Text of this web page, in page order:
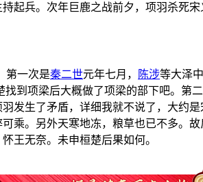
起兵。次年巨鹿之战前夕，项羽杀死
第一次是秦二世元年七月， 陈涉等大泽
找到项梁后大概做了项梁的部下吧。
发生了矛盾，详细我就不说了，大约
乘。另外天寒地冻，粮草也已不多。
王无奈。未申桓楚后果如何。